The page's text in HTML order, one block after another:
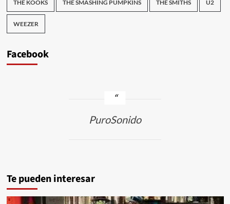
THE KOOKS THE SMASHING PUMPKINS THE SMITHS U2
WEEZER
Facebook
PuroSonido
Te pueden interesar